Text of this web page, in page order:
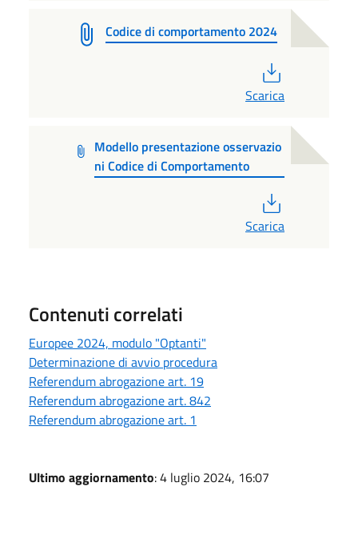
Codice di comportamento 2024
Scarica
Modello presentazione osservazio
ni Codice di Comportamento
Scarica
Contenuti correlati
Europee 2024, modulo "Optanti"
Determinazione di avvio procedura
Referendum abrogazione art. 19
Referendum abrogazione art. 842
Referendum abrogazione art. 1
Ultimo aggiornamento: 4 luglio 2024, 16:07